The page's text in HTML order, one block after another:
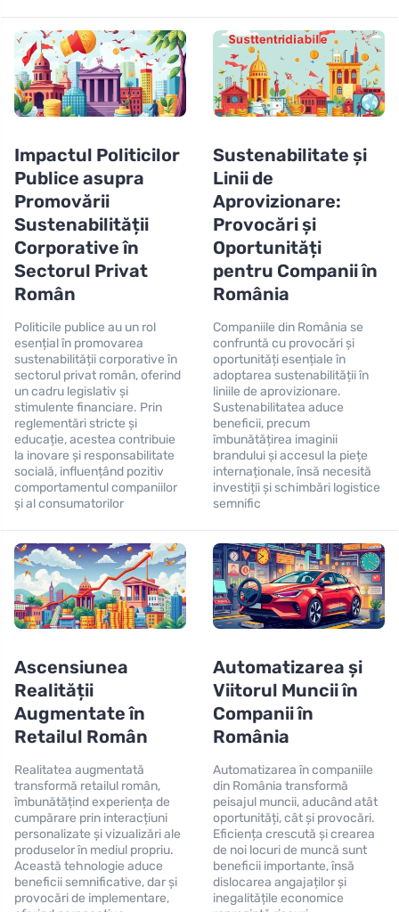
Impactul Politicilor
Publice asupra
Promovării
Sustenabilității
Corporative în
Sectorul Privat
Român
Politicile publice au un rol
esențial în promovarea
sustenabilității corporative în
sectorul privat român, oferind
un cadru legislativ și
stimulente financiare. Prin
reglementări stricte și
educație, acestea contribuie
la inovare și responsabilitate
socială, influențând pozitiv
comportamentul companiilor
și al consumatorilor
Sustenabilitate și
Linii de
Aprovizionare:
Provocări și
Oportunități
pentru Companii în
România
Companiile din România se
confruntă cu provocări și
oportunități esențiale în
adoptarea sustenabilității în
liniile de aprovizionare.
Sustenabilitatea aduce
beneficii, precum
îmbunătățirea imaginii
brandului și accesul la piețe
internaționale, însă necesită
investiții și schimbări logistice
semnific
Ascensiunea
Realității
Augmentate în
Retailul Român
Realitatea augmentată
transformă retailul român,
îmbunătățind experiența de
cumpărare prin interacțiuni
personalizate și vizualizări ale
produselor în mediul propriu.
Această tehnologie aduce
beneficii semnificative, dar și
provocări de implementare,
Automatizarea și
Viitorul Muncii în
Companii în
România
Automatizarea în companiile
din România transformă
peisajul muncii, aducând atât
oportunități, cât și provocări.
Eficiența crescută și crearea
de noi locuri de muncă sunt
beneficii importante, însă
dislocarea angajaților și
inegalitățile economice